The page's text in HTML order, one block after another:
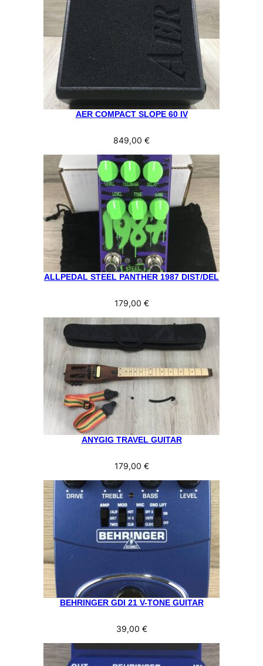
AER COMPACT SLOPE 60 IV
849,00 €
ALLPEDAL STEEL PANTHER 1987 DIST/DEL
179,00 €
ANYGIG TRAVEL GUITAR
179,00 €
BEHRINGER GDI 21 V-TONE GUITAR
39,00 €